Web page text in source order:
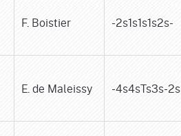
F. Boistier -2s1s1s1s2s-
E. de Maleissy -4s4sTs3s-2s